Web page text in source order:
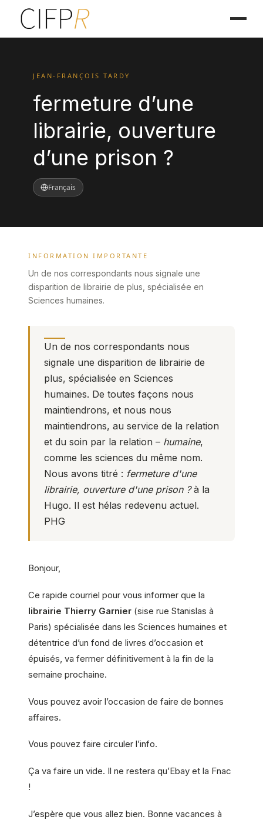
JEAN-FRANÇOIS TARDY
fermeture d’une
librairie, ouverture
d’une prison ?
Français
INFORMATION IMPORTANTE
Un de nos correspondants nous signale une
disparition de librairie de plus, spécialisée en
Sciences humaines.
Un de nos correspondants nous
signale une disparition de librairie de
plus, spécialisée en Sciences
humaines. De toutes façons nous
maintiendrons, et nous nous
maintiendrons, au service de la relation
et du soin par la relation – humaine,
comme les sciences du même nom.
Nous avons titré : fermeture d'une
librairie, ouverture d'une prison ?à la
Hugo. Il est hélas redevenu actuel.
PHG
Bonjour,
Ce rapide courriel pour vous informer que la
librairie Thierry Garnier (sise rue Stanislas à
Paris) spécialisée dans les Sciences humaines et
détentrice d’un fond de livres d’occasion et
épuisés, va fermer définitivement à la fin de la
semaine prochaine.
Vous pouvez avoir l’occasion de faire de bonnes
affaires.
Vous pouvez faire circuler l’info.
Ça va faire un vide. Il ne restera qu’Ebay et la Fnac
!
J’espère que vous allez bien. Bonne vacances à